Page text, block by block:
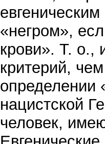
«негром»,
крови». Т. о.,
критерий,
определении
нацистской
человек,